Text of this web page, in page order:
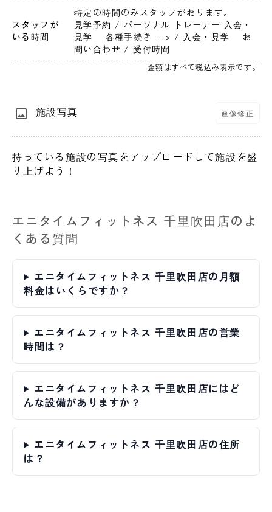
スタッフが
いる時間
特定の時間のみスタッフがおります。
見学予約 / パーソナル トレーナー 入会・
見学　 各種手続き --> / 入会・見学　 お
問い合わせ / 受付時間
金額はすべて税込み表示です。
施設写真 画像修正
持っている施設の写真をアップロードして施設を盛
り上げよう！
エニタイムフィットネス 千里吹田店のよ
くある質問
エニタイムフィットネス 千里吹田店の月額
料金はいくらですか？
エニタイムフィットネス 千里吹田店の営業
時間は？
エニタイムフィットネス 千里吹田店にはど
んな設備がありますか？
エニタイムフィットネス 千里吹田店の住所
は？